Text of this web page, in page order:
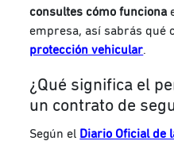
consultes cómo funciona
empresa, así sabrás qué
protección vehicular.
¿Qué significa el
un contrato de
Según el Diario Oficial de